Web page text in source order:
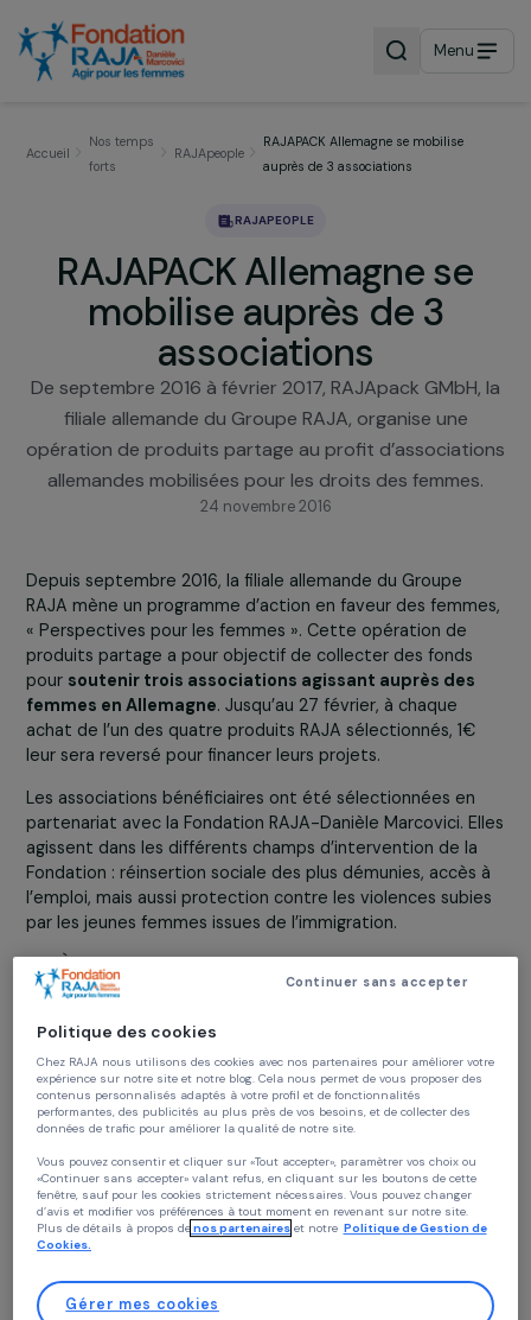
Menu
RAJApeople
RAJAPACK Allemagne se
mobilise auprès de 3
associations
De septembre 2016 à février 2017, RAJApack
filiale allemande du Groupe RAJA, organise une
opération de produits partage au profit
Depuis septembre 2016, la filiale allemande du Groupe
RAJA mène un programme d’action en faveur des
« Perspectives pour les femmes ». Cette opération de
produits partage a pour objectif de collecter des fonds
poursoutenir trois associations agissant auprès des
achat de l’un des quatre produits RAJA sélectionnés, 1€
leur sera reversé pour financer leurs projets.
Les associations bénéficiaires ont été sélectionnées en
partenariat avec la Fondation RAJA-Danièle Marcovici.
Fondation : réinsertion sociale des plus démunies,
l’emploi, mais aussi protection contre les violences
par les jeunes femmes issues de l’immigration.
À Münich,
Chez RAJA nous utilisons des cookies avec nos partenaires pour améliorer
expérience sur notre site et notre blog. Cela nous permet de vous proposer
contenus personnalisés adaptés à votre profil et de fonctionnalités
performantes, des publicités au plus près de vos besoins, et de collecter des
données de trafic pour améliorer la qualité de notre site.
Vous pouvez consentir et cliquer sur «Tout accepter», paramètrer vos choix ou
«Continuer sans accepter» valant refus, en cliquant sur les boutons de cette
Continuer sans accepter